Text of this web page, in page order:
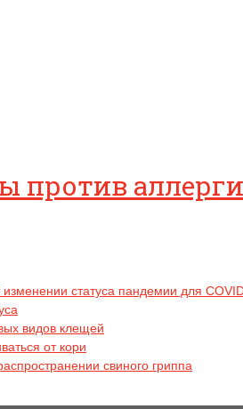
против
статуса пандемии для
видов клещей
от кори
свиного гриппа